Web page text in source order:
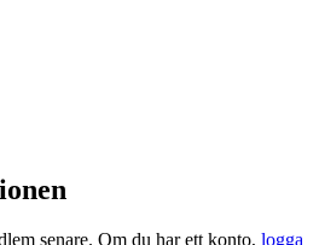
senare. Om du har ett konto, logga